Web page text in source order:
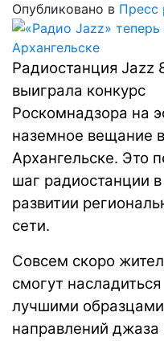
Опубликовано в Пресс
Радиостанция Jazz
выиграла конкурс
Роскомнадзора на
наземное вещание в
Архангельске. Это
шаг радиостанции в
развитии
сети.
Совсем скоро
смогут насладиться
лучшими образцами
направлений джаза